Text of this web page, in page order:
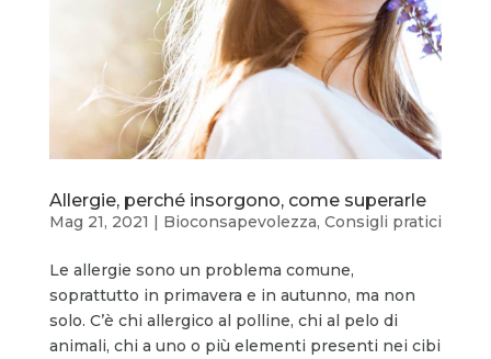
Allergie, perché insorgono, come superarle
Mag 21, 2021 | Bioconsapevolezza, Consigli pratici
Le allergie sono un problema comune,
soprattutto in primavera e in autunno, ma non
solo. C’è chi allergico al polline, chi al pelo di
animali, chi a uno o più elementi presenti nei cibi